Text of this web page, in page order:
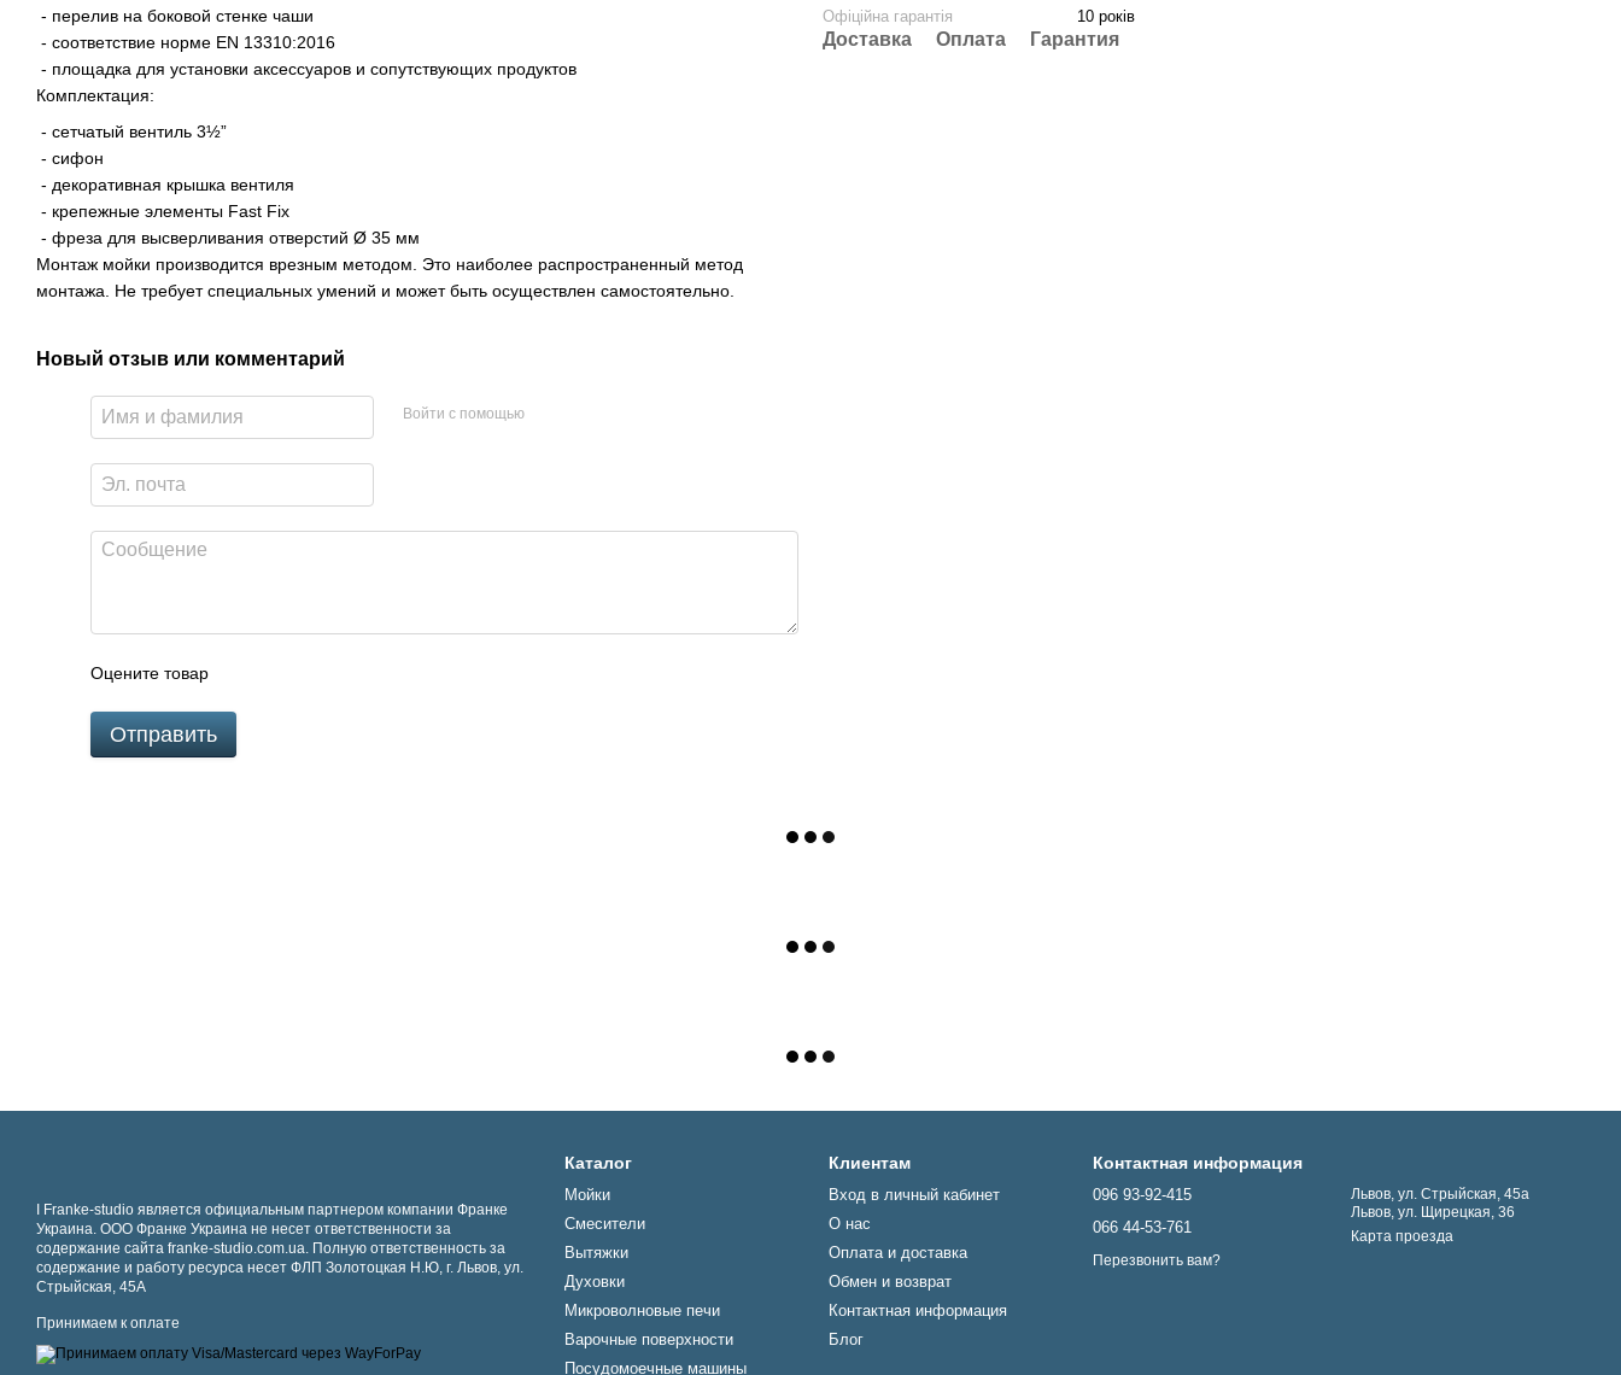
- перелив на боковой стенке чаши
- соответствие норме EN 13310:2016
- площадка для установки аксессуаров и сопутствующих продуктов
Комплектация:
- сетчатый вентиль 3½”
- сифон
- декоративная крышка вентиля
- крепежные элементы Fast Fix
- фреза для высверливания отверстий Ø 35 мм
Монтаж мойки производится врезным методом. Это наиболее распространенный метод
монтажа. Не требует специальных умений и может быть осуществлен самостоятельно.
Новый отзыв или комментарий
Войти с помощью
Оцените товар
Отправить
Офіційна гарантія
10 років
Доставка Оплата Гарантия
І Franke-studio является официальным партнером компании Франке
Украина. ООО Франке Украина не несет ответственности за
содержание сайта franke-studio.com.ua. Полную ответственность за
содержание и работу ресурса несет ФЛП Золотоцкая Н.Ю, г. Львов, ул.
Стрыйская, 45А
Принимаем к оплате
Каталог
Мойки
Смесители
Вытяжки
Духовки
Микроволновые печи
Варочные поверхности
Посудомоечные машины
Клиентам
Вход в личный кабинет
О нас
Оплата и доставка
Обмен и возврат
Контактная информация
Блог
Контактная информация
096 93-92-415
066 44-53-761
Перезвонить вам?
Львов, ул. Стрыйская, 45а
Львов, ул. Щирецкая, 36
Карта проезда